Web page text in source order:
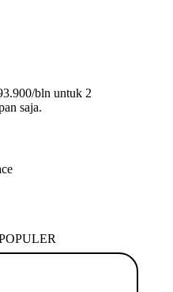
bln untuk 2
saja.